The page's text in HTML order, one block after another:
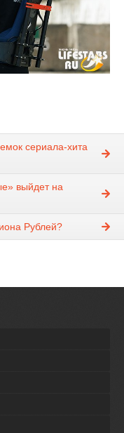
сериала-хита
выйдет на
Рублей?